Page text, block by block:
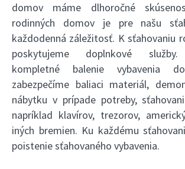
domov máme dlhoročné
rodinných domov je pre našu
každodenná záležitosť. K sťahovaniu
poskytujeme doplnkové služby.
kompletné balenie vybavenia
zabezpečíme baliaci materiál,
nábytku v prípade potreby,
napríklad klavírov, trezorov,
iných bremien. Ku každému
poistenie sťahovaného vybavenia.